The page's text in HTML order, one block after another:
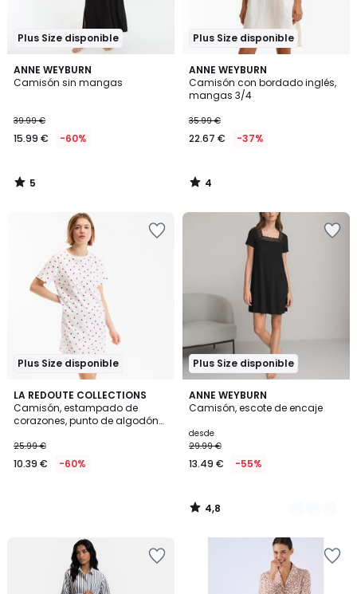
Plus Size disponible
ANNE WEYBURN
Camisón sin mangas
39.99 €
15.99 € -60%
5
/
5
/
Plus Size disponible
ANNE WEYBURN
Camisón con bordado inglés,
mangas 3/4
35.99 €
22.67 € -37%
4
/
5
4
/
Plus Size disponible
LA REDOUTE COLLECTIONS
Camisón, estampado de
corazones, punto de algodón
25.99 €
10.39 € -60%
Plus Size disponible
ANNE WEYBURN
Camisón, escote de encaje
desde
29.99 €
13.49 € -55%
4,8
/ 5
2
Colores
4,8
/